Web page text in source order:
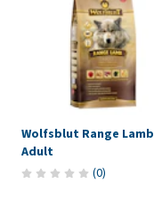
Wolfsblut Range Lamb
Adult
(0)